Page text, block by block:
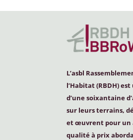
L’asbl
l’Habitat (RBDH)
d’une soixantaine
sur leurs terrains,
et œuvrent pour un
qualité à prix